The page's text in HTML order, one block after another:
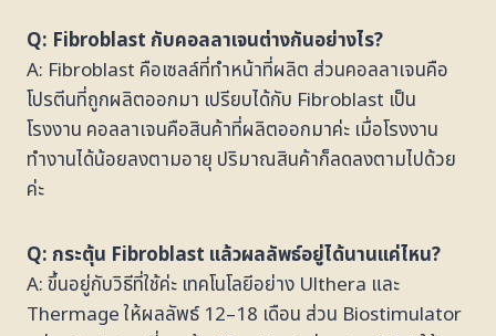
Q: Fibroblast กับคอลลาเจนต่างกันอย่างไร?
A: Fibroblast คือเซลล์ที่ทำหน้าที่ผลิต ส่วนคอลลาเจนคือ
โปรตีนที่ถูกผลิตออกมา เปรียบได้กับ Fibroblast เป็น
โรงงาน คอลลาเจนคือสินค้าที่ผลิตออกมาค่ะ เมื่อโรงงาน
ทำงานได้น้อยลงตามอายุ ปริมาณสินค้าก็ลดลงตามไปด้วย
ค่ะ
Q: กระตุ้น Fibroblast แล้วผลลัพธ์อยู่ได้นานแค่ไหน?
A: ขึ้นอยู่กับวิธีที่ใช้ค่ะ เทคโนโลยีอย่าง Ulthera และ
Thermage ให้ผลลัพธ์ 12–18 เดือน ส่วน Biostimulator